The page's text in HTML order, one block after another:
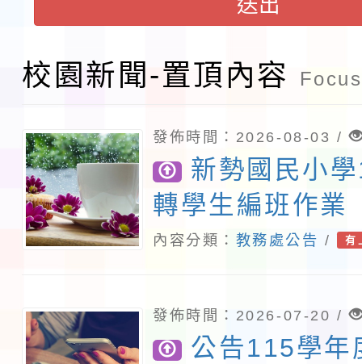
函轉國家通訊傳播委
鎮韌性（防空）演習－
「115年金融知識線上
第3次招考代課鐘點教
告(不再辦理後續甄選)
檢送「桃園市115學年
賽實施要點」1份
本市「115學年度學生
程安排一案
「桃園市補助參觀特色
請一案
送出
校園新聞-置頂內容
發佈時間：2026-08-03 /
新勢國民小
轉學生編班作業
內容分類： 教務處公告 / 有
發佈時間：2026-07-20 /
公告115學年